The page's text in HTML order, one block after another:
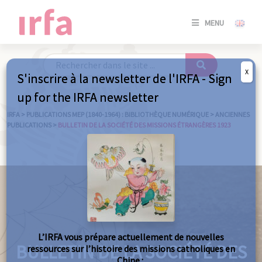
MENU
SE
/
IRFA > PUBLICATIONS MEP (1840-1964) : BIBLIOTHÈQUE NUMÉRIQUE > ANCIENNES
PUBLICATIONS > BULLETIN DE LA SOCIÉTÉ DES MISSIONS ÉTRANGÈRES 1923
BULLETIN DE LA SOCIÉTÉ DES
S'inscrire à la newsletter de l'IRFA - Sign
up for the IRFA newsletter
L’IRFA vous prépare actuellement de nouvelles
ressources sur l’histoire des missions catholiques en
X